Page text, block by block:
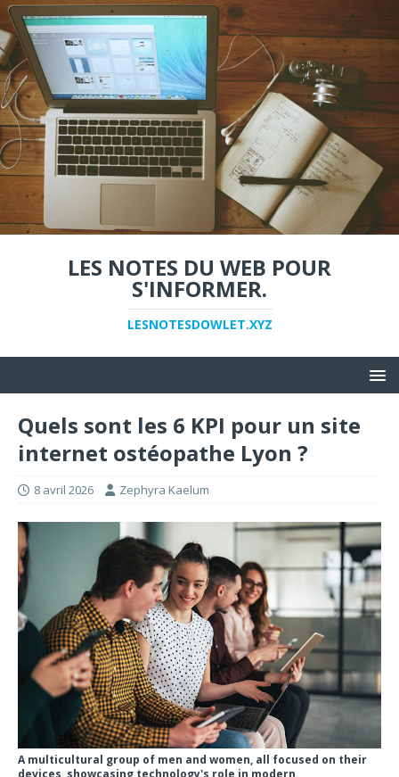
LES NOTES DU WEB POUR
S'INFORMER.
LESNOTESDOWLET.XYZ
Quels sont les 6 KPI pour un site
internet ostéopathe Lyon ?
8 avril 2026 Zephyra Kaelum
A multicultural group of men and women, all focused on their
devices, showcasing technology's role in modern